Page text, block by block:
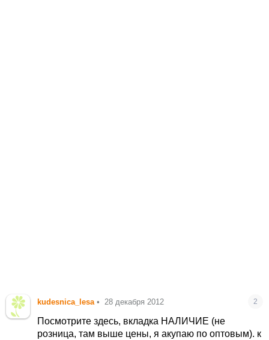
kudesnica_lesa • 28 декабря 2012 2
Посмотрите здесь, вкладка НАЛИЧИЕ (не
розница, там выше цены, я акупаю по оптовым). к